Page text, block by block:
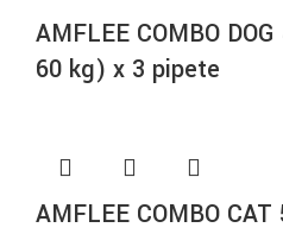
AMFLEE COMBO
60 kg) x 3 pipete
AMFLEE COMBO